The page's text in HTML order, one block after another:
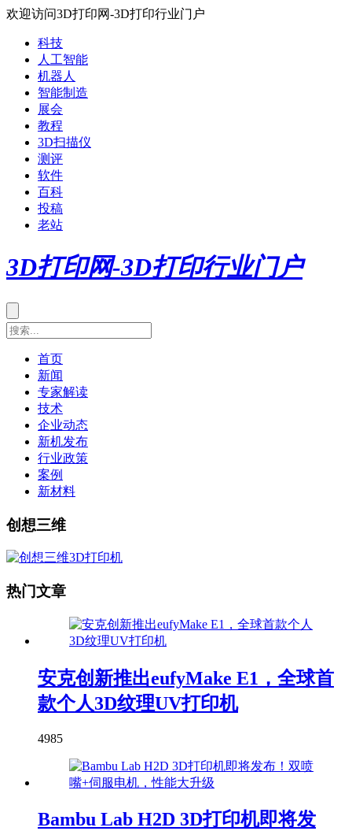
欢迎访问3D打印网-3D打印行业门户
科技
人工智能
机器人
智能制造
展会
教程
3D扫描仪
测评
软件
百科
投稿
老站
3D打印网-3D打印行业门户
首页
新闻
专家解读
技术
企业动态
新机发布
行业政策
案例
新材料
创想三维
热门文章
安克创新推出eufyMake E1，全球首
款个人3D纹理UV打印机
4985
Bambu Lab H2D 3D打印机即将发